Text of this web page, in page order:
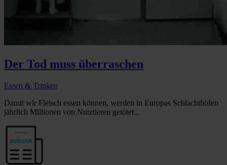
Der Tod muss überraschen
Essen & Trinken
Damit wir Fleisch essen können, werden in Europas Schlachthöfen
jährlich Millionen von Nutztieren getötet...